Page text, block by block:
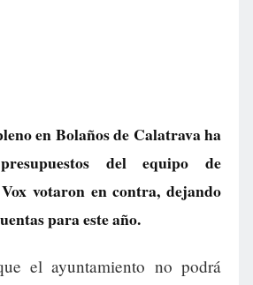
en Bolaños de Calatrava ha
del equipo de
votaron en contra, dejando
para este año.
el ayuntamiento no podrá